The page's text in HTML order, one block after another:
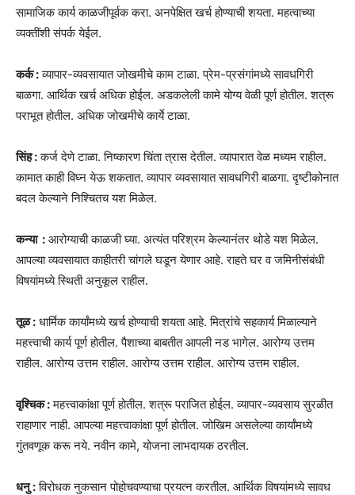
सामाजिक कार्य काळजीपूर्वक करा. अनपेक्षित खर्च होण्याची शयता. महत्वाच्या
व्यक्तींशी संपर्क येईल.
कर्क :व्यापार-व्यवसायात जोखमीचे काम टाळा. प्रेम-प्रसंगांमध्ये सावधगिरी
बाळगा. आर्थिक खर्च अधिक होईल. अडकलेली कामे योग्य वेळी पूर्ण होतील. शत्रू
पराभूत होतील. अधिक जोखमीचे कार्ये टाळा.
सिंह :कर्ज देणे टाळा. निष्कारण चिंता त्रास देतील. व्यापारात वेळ मध्यम राहील.
कामात काही विघ्न येऊ शकतात. व्यापार व्यवसायात सावधगिरी बाळगा. दृष्टीकोनात
बदल केल्याने निश्चितच यश मिळेल.
कन्या : आरोग्याची काळजी घ्या. अत्यंत परिश्रम केल्यानंतर थोडे यश मिळेल.
आपल्या व्यवसायात काहीतरी चांगले घडून येणार आहे. राहते घर व जमिनीसंबंधी
विषयांमध्ये स्थिती अनुकूल राहील.
तूळ : धार्मिक कार्यांमध्ये खर्च होण्याची शयता आहे. मित्रांचे सहकार्य मिळाल्याने
महत्त्वाची कार्य पूर्ण होतील. पैशाच्या बाबतीत आपली नड भागेल. आरोग्य उत्तम
राहील. आरोग्य उत्तम राहील. आरोग्य उत्तम राहील. आरोग्य उत्तम राहील.
वृश्चिक :महत्त्वाकांक्षा पूर्ण होतील. शत्रू पराजित होईल. व्यापार-व्यवसाय सुरळीत
राहाणार नाही. आपल्या महत्त्वाकांक्षा पूर्ण होतील. जोखिम असलेल्या कार्यांमध्ये
गुंतवणूक करू नये. नवीन कामे, योजना लाभदायक ठरतील.
धनु :विरोधक नुकसान पोहोचवण्याचा प्रयत्न करतील. आर्थिक विषयांमध्ये सावध